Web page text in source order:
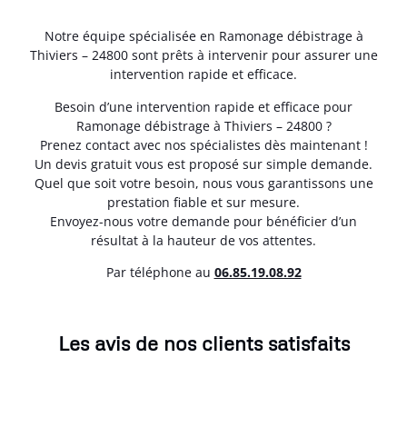
Notre équipe spécialisée en Ramonage débistrage à
Thiviers – 24800 sont prêts à intervenir pour assurer une
intervention rapide et efficace.
Besoin d’une intervention rapide et efficace pour
Ramonage débistrage à Thiviers – 24800 ?
Prenez contact avec nos spécialistes dès maintenant !
Un devis gratuit vous est proposé sur simple demande.
Quel que soit votre besoin, nous vous garantissons une
prestation fiable et sur mesure.
Envoyez-nous votre demande pour bénéficier d’un
résultat à la hauteur de vos attentes.
Par téléphone au 06.85.19.08.92
Les avis de nos clients satisfaits